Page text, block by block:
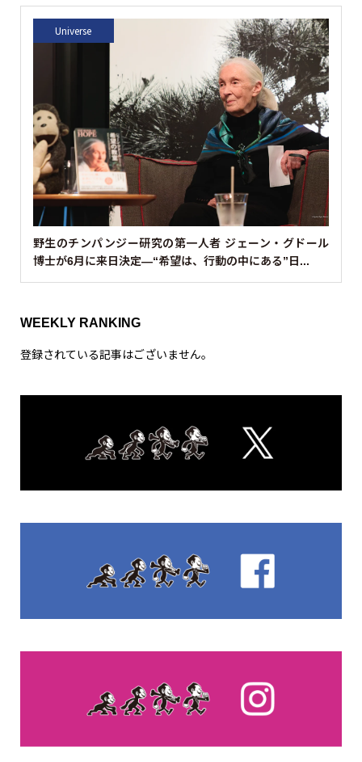
Universe
野生のチンパンジー研究の第一人者 ジェーン・グドール
博士が6月に来日決定—“希望は、行動の中にある”日...
WEEKLY RANKING
登録されている記事はございません。